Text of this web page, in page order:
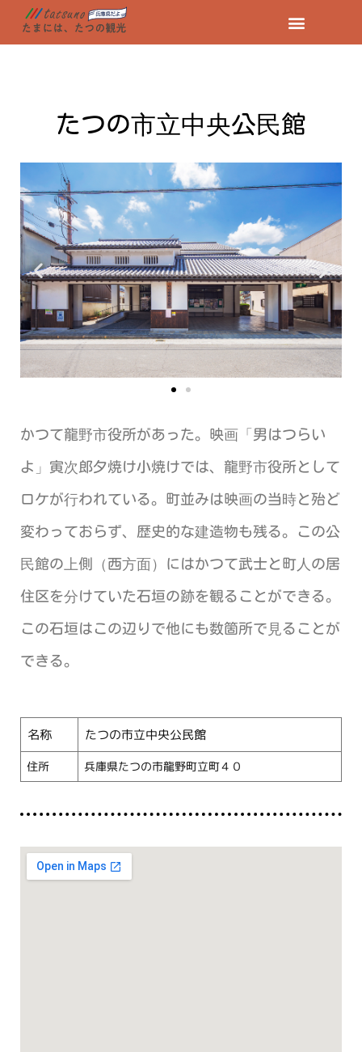
コ
ス
キ
ッ
プ
たつの市立中央公民館
かつて龍野市役所があった。映画「男はつらい
よ」寅次郎夕焼け小焼けでは、龍野市役所として
ロケが行われている。町並みは映画の当時と殆ど
変わっておらず、歴史的な建造物も残る。この公
民館の上側（西方面）にはかつて武士と町人の居
住区を分けていた石垣の跡を観ることができる。
この石垣はこの辺りで他にも数箇所で見ることが
できる。
名称 たつの市立中央公民館
住所 兵庫県たつの市龍野町立町４０